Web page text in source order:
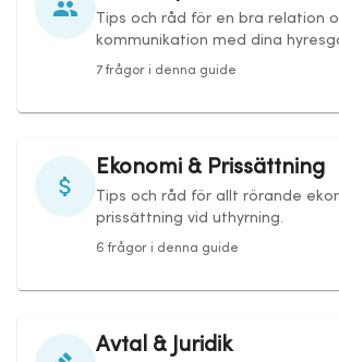
Tips och råd för en bra relation
kommunikation med dina
7 frågor i denna guide
Ekonomi & Prissättning
Tips och råd för allt rörande
prissättning vid uthyrning.
6 frågor i denna guide
Avtal & Juridik